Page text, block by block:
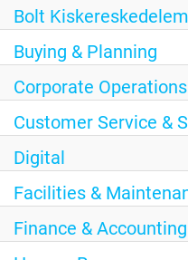
PORTUGUESE
Bolt Kiskereskedelem
Buying & Planning
Corporate Operations
Customer Service &
Digital
Facilities &
Finance & Accounting